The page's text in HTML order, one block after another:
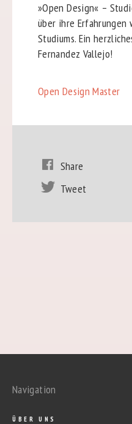
»Open Design« –
über ihre Erfahrungen
Studiums. Ein
Fernandez Vallejo!
Open Design Master
Share
Tweet
Navigation
ÜBER UNS